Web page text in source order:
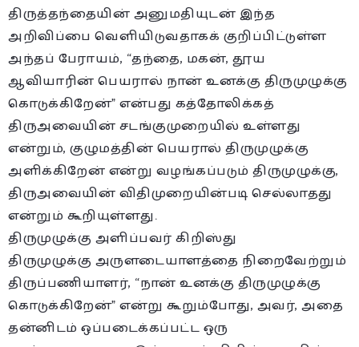
திருத்தந்தையின் அனுமதியுடன் இந்த
அறிவிப்பை வெளியிடுவதாகக் குறிப்பிட்டுள்ள
அந்தப் பேராயம், “தந்தை, மகன், தூய
ஆவியாரின் பெயரால் நான் உனக்கு திருமுழுக்கு
கொடுக்கிறேன்” என்பது கத்தோலிக்கத்
திருஅவையின் சடங்குமுறையில் உள்ளது
என்றும், குழுமத்தின் பெயரால் திருமுழுக்கு
அளிக்கிறேன் என்று வழங்கப்படும் திருமுழுக்கு,
திருஅவையின் விதிமுறையின்படி செல்லாதது
என்றும் கூறியுள்ளது.
திருமுழுக்கு அளிப்பவர் கிறிஸ்து
திருமுழுக்கு அருளடையாளத்தை நிறைவேற்றும்
திருப்பணியாளர், “நான் உனக்கு திருமுழுக்கு
கொடுக்கிறேன்” என்று கூறும்போது, அவர், அதை
தன்னிடம் ஒப்படைக்கப்பட்ட ஒரு